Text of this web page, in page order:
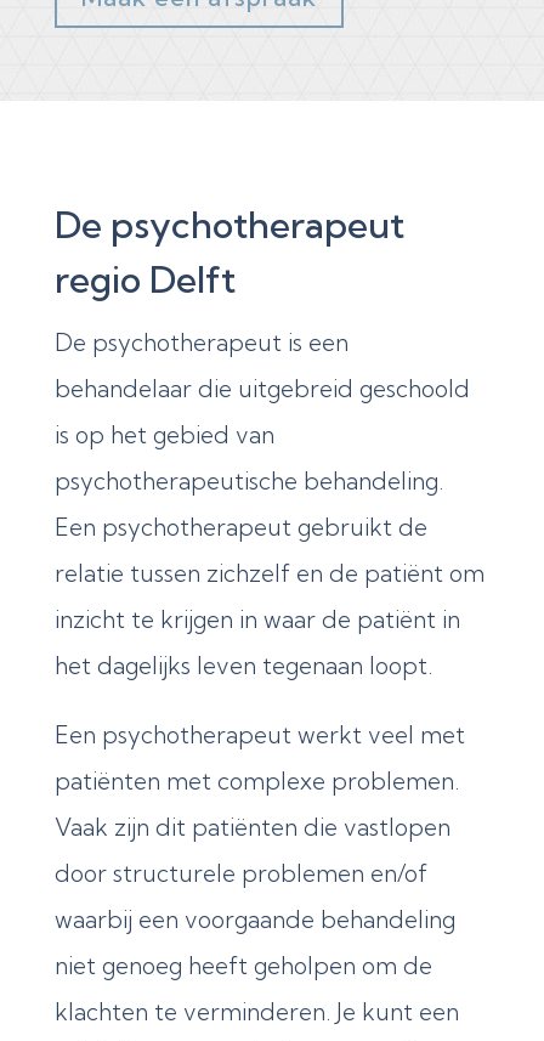
De psychotherapeut
regio Delft
De psychotherapeut is een
behandelaar die uitgebreid geschoold
is op het gebied van
psychotherapeutische behandeling.
Een psychotherapeut gebruikt de
relatie tussen zichzelf en de patiënt om
inzicht te krijgen in waar de patiënt in
het dagelijks leven tegenaan loopt.
Een psychotherapeut werkt veel met
patiënten met complexe problemen.
Vaak zijn dit patiënten die vastlopen
door structurele problemen en/of
waarbij een voorgaande behandeling
niet genoeg heeft geholpen om de
klachten te verminderen. Je kunt een